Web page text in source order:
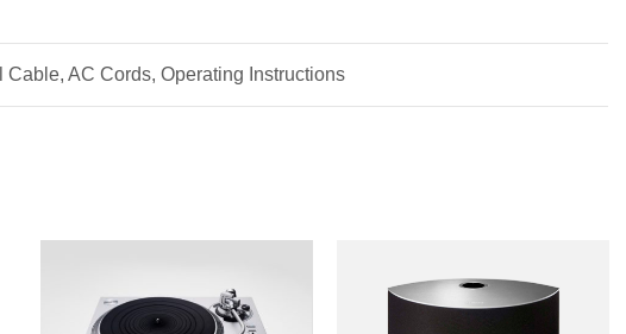
AC Cords, Operating Instructions